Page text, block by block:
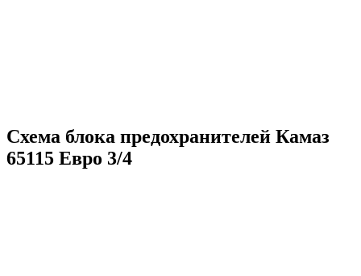
Схема блока предохранителей Камаз
65115 Евро 3/4